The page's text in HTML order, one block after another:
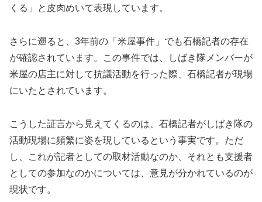
くる」と皮肉めいて表現しています。
さらに遡ると、3年前の「米屋事件」でも石橋記者の存在
が確認されています。この事件では、しばき隊メンバーが
米屋の店主に対して抗議活動を行った際、石橋記者が現場
にいたとされています。
こうした証言から見えてくるのは、石橋記者がしばき隊の
活動現場に頻繁に姿を現しているという事実です。ただ
し、これが記者としての取材活動なのか、それとも支援者
としての参加なのかについては、意見が分かれているのが
現状です。